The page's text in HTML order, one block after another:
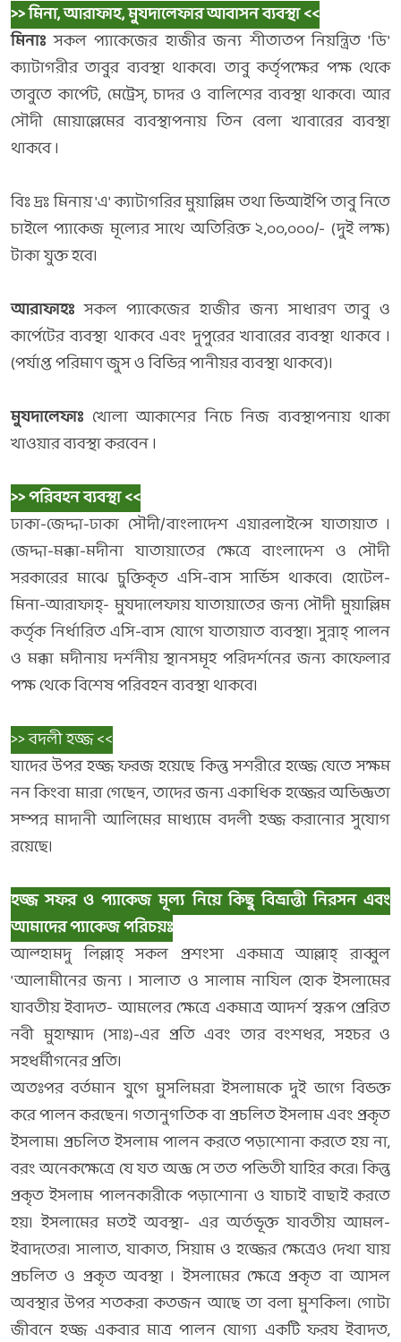
>> মিনা, আরাফাহ, মুযদালেফার আবাসন ব্যবস্থা <<
মিনাঃ সকল প্যাকেজের হাজীর জন্য শীতাতপ নিয়ন্ত্রিত 'ডি'
ক্যাটাগরীর তাবুর ব্যবস্থা থাকবে। তাবু কর্তৃপক্ষের পক্ষ থেকে
তাবুতে কার্পেট, মেট্রেস্‌, চাদর ও বালিশের ব্যবস্থা থাকবে। আর
সৌদী মোয়াল্লেমের ব্যবস্থাপনায় তিন বেলা খাবারের ব্যবস্থা
থাকবে ।
বিঃ দ্রঃ মিনায় 'এ' ক্যাটাগরির মুয়াল্লিম তথা ভিআইপি তাবু নিতে
চাইলে প্যাকেজ মূল্যের সাথে অতিরিক্ত ২,০০,০০০/- (দুই লক্ষ)
টাকা যুক্ত হবে।
আরাফাহঃ সকল প্যাকেজের হাজীর জন্য সাধারণ তাবু ও
কার্পেটের ব্যবস্থা থাকবে এবং দুপুরের খাবারের ব্যবস্থা থাকবে ।
(পর্যাপ্ত পরিমাণ জুস ও বিভিন্ন পানীয়র ব্যবস্থা থাকবে)।
মুযদালেফাঃ খোলা আকাশের নিচে নিজ ব্যবস্থাপনায় থাকা
খাওয়ার ব্যবস্থা করবেন ।
>> পরিবহন ব্যবস্থা <<
ঢাকা-জেদ্দা-ঢাকা সৌদী/বাংলাদেশ এয়ারলাইন্সে যাতায়াত ।
জেদ্দা-মক্কা-মদীনা যাতায়াতের ক্ষেত্রে বাংলাদেশ ও সৌদী
সরকারের মাঝে চুক্তিকৃত এসি-বাস সার্ভিস থাকবে। হোটেল-
মিনা-আরাফাহ্‌- মুযদালেফায় যাতায়াতের জন্য সৌদী মুয়াল্লিম
কর্তৃক নির্ধারিত এসি-বাস যোগে যাতায়াত ব্যবস্থা। সুন্নাহ্‌ পালন
ও মক্কা মদীনায় দর্শনীয় স্থানসমূহ পরিদর্শনের জন্য কাফেলার
পক্ষ থেকে বিশেষ পরিবহন ব্যবস্থা থাকবে।
>> বদলী হজ্জ <<
যাদের উপর হজ্জ ফরজ হয়েছে কিন্তু সশরীরে হজ্জে যেতে সক্ষম
নন কিংবা মারা গেছেন, তাদের জন্য একাধিক হজ্জের অভিজ্ঞতা
সম্পন্ন মাদানী আলিমের মাধ্যমে বদলী হজ্জ করানোর সুযোগ
রয়েছে।
হজ্জ সফর ও প্যাকেজ মূল্য নিয়ে কিছু বিভ্রান্তী নিরসন এবং
আমাদের প্যাকেজ পরিচয়ঃ
আল্হামদু লিল্লাহ্‌ সকল প্রশংসা একমাত্র আল্লাহ্‌ রাব্বুল
'আলামীনের জন্য । সালাত ও সালাম নাযিল হোক ইসলামের
যাবতীয় ইবাদত- আমলের ক্ষেত্রে একমাত্র আদর্শ স্বরূপ প্রেরিত
নবী মুহাম্মাদ (সাঃ)-এর প্রতি এবং তার বংশধর, সহচর ও
সহধর্মীগনের প্রতি।
অতঃপর বর্তমান যুগে মুসলিমরা ইসলামকে দুই ভাগে বিভক্ত
করে পালন করছেন। গতানুগতিক বা প্রচলিত ইসলাম এবং প্রকৃত
ইসলাম। প্রচলিত ইসলাম পালন করতে পড়াশোনা করতে হয় না,
বরং অনেকক্ষেত্রে যে যত অজ্ঞ সে তত পন্ডিতী যাহির করে। কিন্তু
প্রকৃত ইসলাম পালনকারীকে পড়াশোনা ও যাচাই বাছাই করতে
হয়। ইসলামের মতই অবস্থা- এর অর্তভূক্ত যাবতীয় আমল-
ইবাদতের। সালাত, যাকাত, সিয়াম ও হজ্জের ক্ষেত্রেও দেখা যায়
প্রচলিত ও প্রকৃত অবস্থা । ইসলামের ক্ষেত্রে প্রকৃত বা আসল
অবস্থার উপর শতকরা কতজন আছে তা বলা মুশকিল। গোটা
জীবনে হজ্জ একবার মাত্র পালন যোগ্য একটি ফরয ইবাদত,